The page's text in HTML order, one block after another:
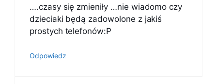
….czasy się zmieniły …nie wiadomo czy
dzieciaki będą zadowolone z jakiś
prostych telefonów:P
Odpowiedz